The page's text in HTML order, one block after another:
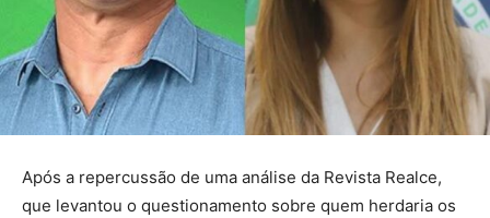
Após a repercussão de uma análise da Revista Realce,
que levantou o questionamento sobre quem herdaria os